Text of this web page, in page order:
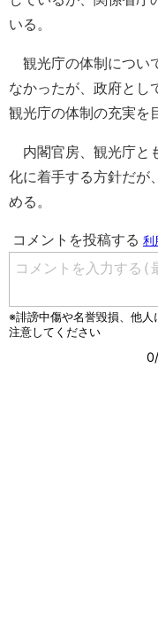
いる。
観光庁の体制につい
なかったが、政府とし
観光庁の体制の充実を
内閣官房、観光庁と
化に着手する方針だが
める。